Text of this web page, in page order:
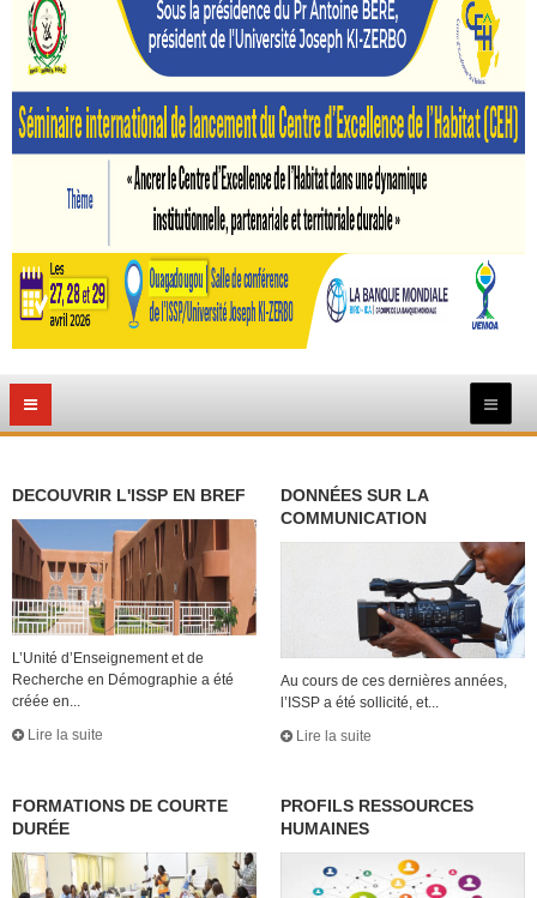
DECOUVRIR L'ISSP EN BREF
L’Unité d’Enseignement et de
Recherche en Démographie a été
créée en...
Lire la suite
DONNÉES SUR LA
COMMUNICATION
Au cours de ces dernières années,
l’ISSP a été sollicité, et...
Lire la suite
FORMATIONS DE COURTE
DURÉE
PROFILS RESSOURCES
HUMAINES